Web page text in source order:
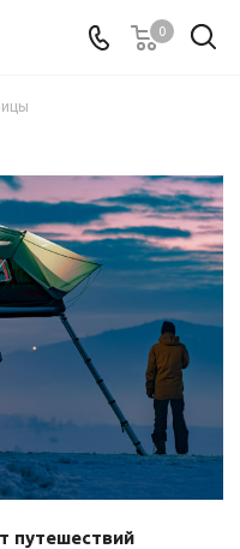
0
путешествий